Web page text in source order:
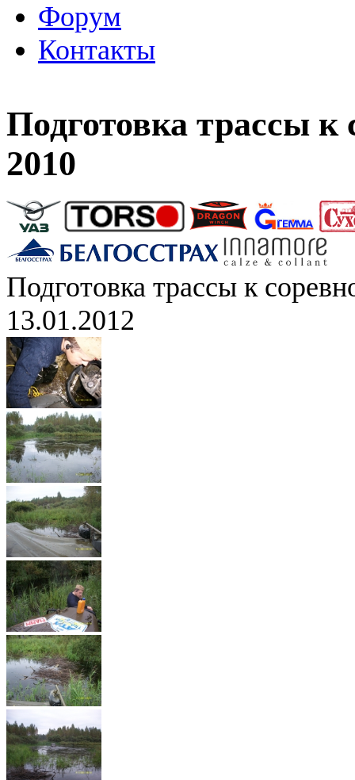
Форум
Контакты
Подготовка трассы
2010
Подготовка трассы к
13.01.2012